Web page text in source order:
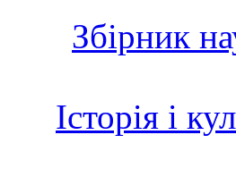
Збірник
Історія і